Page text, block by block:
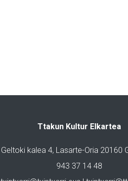
Ttakun Kultur Elkartea
Geltoki kalea 4, Lasarte-Oria 20160
943 37 14 48